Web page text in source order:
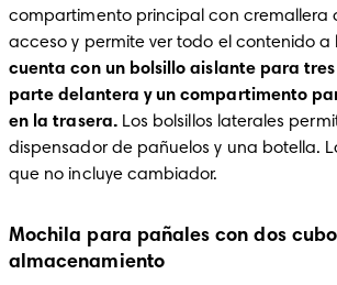
compartimento principal con cremallera
acceso y permite ver todo el contenido a
cuenta con un bolsillo aislante para
parte delantera y un compartimento
en la trasera. Los bolsillos laterales
dispensador de pañuelos y una botella.
que no incluye cambiador.
Mochila para pañales con dos
almacenamiento